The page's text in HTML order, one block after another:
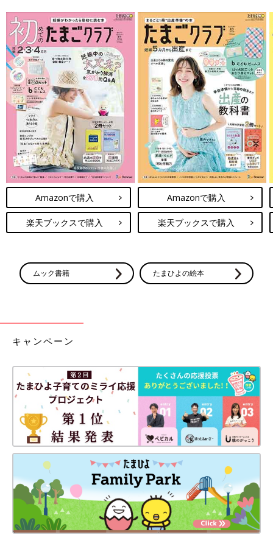
Amazonで購入
楽天ブックスで購入
Amazonで購入
楽天ブックスで購入
ムック書籍 たまひよの絵本
キャンペーン